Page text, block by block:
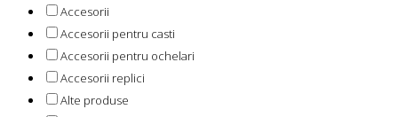
Accesorii
Accesorii pentru casti
Accesorii pentru ochelari
Accesorii replici
Alte produse